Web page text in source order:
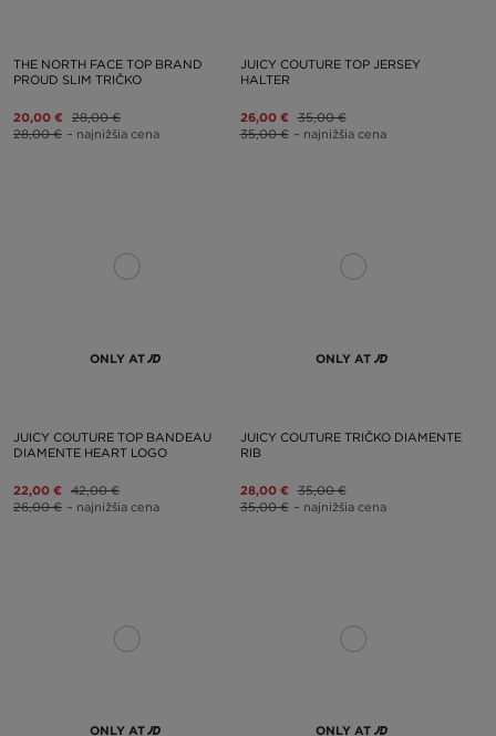
THE NORTH FACE TOP BRAND
PROUD SLIM TRIČKO
20,00 € 28,00 €
28,00 € – najnižšia cena
JUICY COUTURE TOP JERSEY
HALTER
26,00 € 35,00 €
35,00 € – najnižšia cena
ONLY AT
JUICY COUTURE TOP BANDEAU
DIAMENTE HEART LOGO
22,00 € 42,00 €
26,00 € – najnižšia cena
ONLY AT
JUICY COUTURE TRIČKO DIAMENTE
RIB
28,00 € 35,00 €
35,00 € – najnižšia cena
ONLY AT ONLY AT